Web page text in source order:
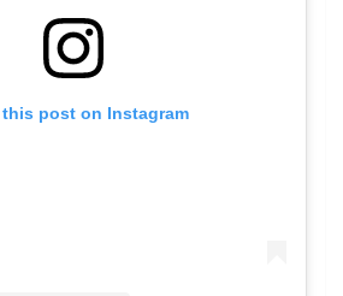
this post on Instagram